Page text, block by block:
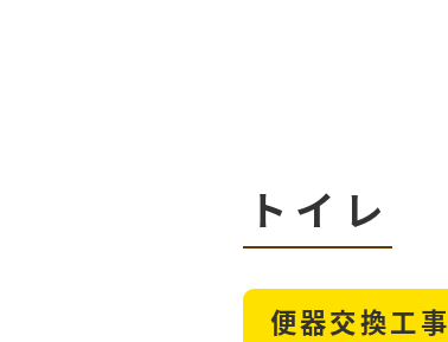
トイレ
便器交換工事